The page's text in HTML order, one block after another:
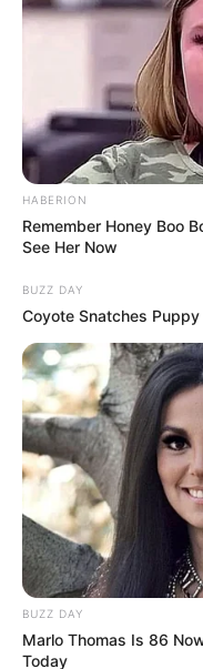
HABERION
Remember Honey Boo
See Her Now
BUZZ DAY
Coyote Snatches
BUZZ DAY
Marlo Thomas Is 86
Today